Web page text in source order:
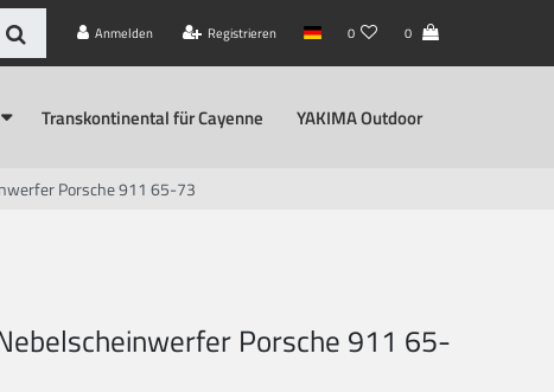
Anmelden Registrieren 0 0
Transkontinental für Cayenne YAKIMA Outdoor
Porsche 911 65-73
Porsche 911 65-